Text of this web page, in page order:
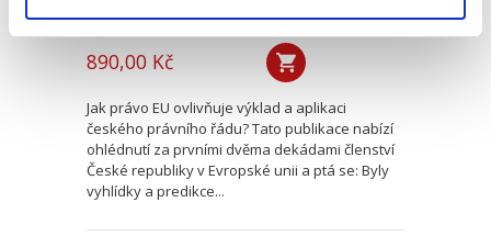
Michal Bobek,Petr Bříza,Pavlína Hubková
890,00 Kč
Jak právo EU ovlivňuje výklad a aplikaci
českého právního řádu? Tato publikace nabízí
ohlédnutí za prvními dvěma dekádami členství
České republiky v Evropské unii a ptá se: Byly
vyhlídky a predikce...